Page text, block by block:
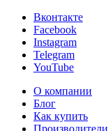
Вконтакте
Facebook
Instagram
Telegram
YouTube
О компании
Блог
Как купить
Производители